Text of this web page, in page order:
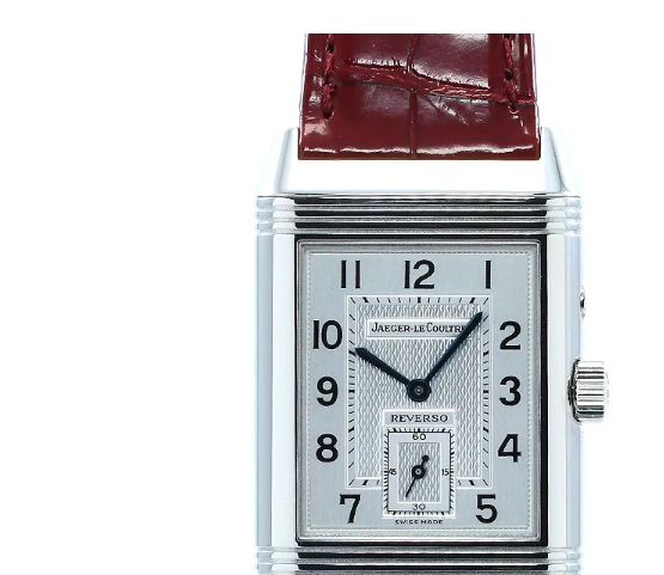
ATTESA
アテッサ
ブライトリング ブティック GINZA SIX
BEST VINTAGEグランフロント大阪